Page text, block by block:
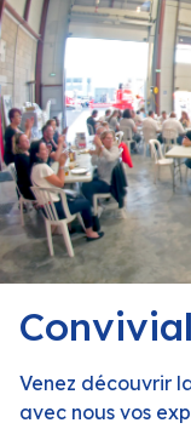
Venez découvrir
avec nous vos